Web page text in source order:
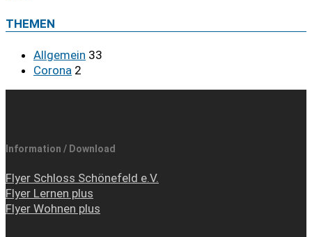
THEMEN
Allgemein 33
Corona 2
Information / Download
Flyer Schloss Schönefeld e.V.
Flyer Lernen plus
Flyer Wohnen plus